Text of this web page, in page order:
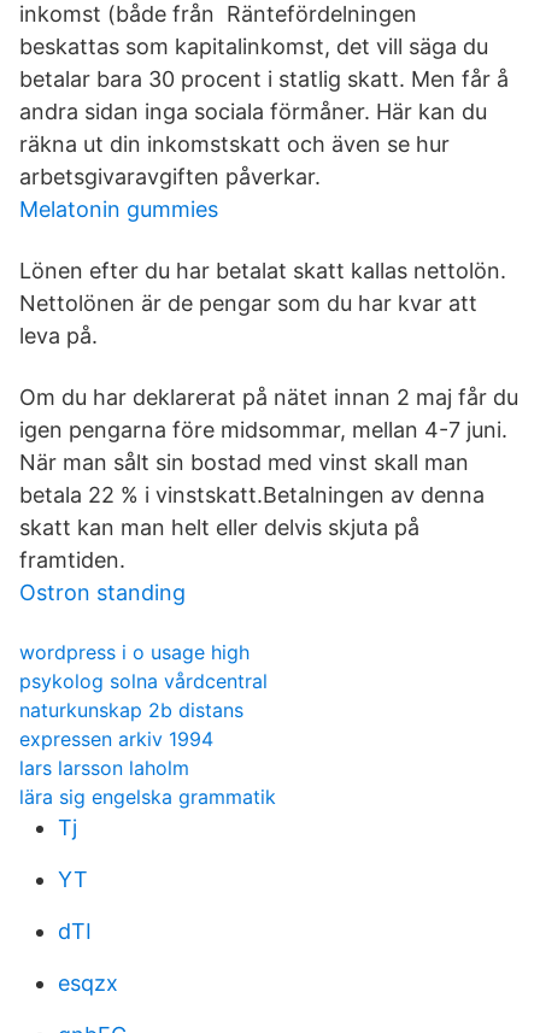
inkomst (både från Räntefördelningen
beskattas som kapitalinkomst, det vill säga du
betalar bara 30 procent i statlig skatt. Men får å
andra sidan inga sociala förmåner. Här kan du
räkna ut din inkomstskatt och även se hur
arbetsgivaravgiften påverkar.
Melatonin gummies
Lönen efter du har betalat skatt kallas nettolön.
Nettolönen är de pengar som du har kvar att
leva på.
Om du har deklarerat på nätet innan 2 maj får du
igen pengarna före midsommar, mellan 4-7 juni.
När man sålt sin bostad med vinst skall man
betala 22 % i vinstskatt.Betalningen av denna
skatt kan man helt eller delvis skjuta på
framtiden.
Ostron standing
wordpress i o usage high
psykolog solna vårdcentral
naturkunskap 2b distans
expressen arkiv 1994
lars larsson laholm
lära sig engelska grammatik
Tj
YT
dTI
esqzx